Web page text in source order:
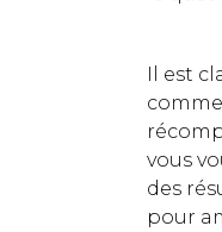
Il est
vous
des
pour